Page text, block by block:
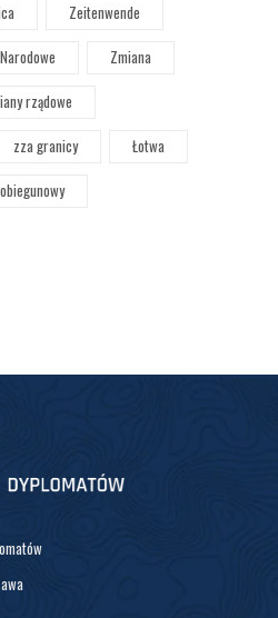
Zeitenwende
Zmiana
rządowe
zza granicy
Łotwa